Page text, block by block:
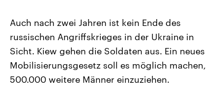
Landtagswahl Sachsen-Anhalt
2026
Alle Informationen
Sachsen-Anhalt wählt am 6.
September 2026 einen neuen
Landtag. Seit 2021 wird das
Aktuelle Beiträge,
Hintergründe
Wirtschaftlich und
gehören die Vereinigten
den mächtigsten Ländern
Auch nach zwei Jahren ist kein Ende des
russischen Angriffskrieges in der Ukraine in
Sicht. Kiew gehen die Soldaten aus. Ein neues
Mobilisierungsgesetz soll es möglich machen,
500.000 weitere Männer einzuziehen.